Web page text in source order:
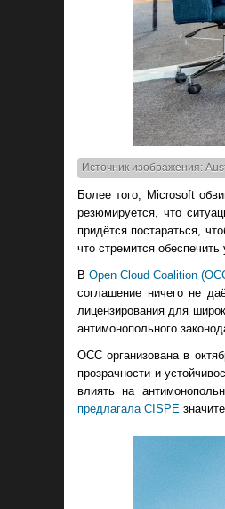
Источник изображения:
Более того, Microsoft
резюмируется, что
придётся постараться,
что стремится
ВOpen Cloud Coalition
соглашение ничего не
лицензирования для
антимонопольного
OCC организована в
прозрачности и
влиять на
предлагала CISPE